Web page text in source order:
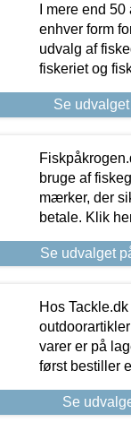
I mere end
enhver form
udvalg af
fiskeriet og
Se
bruge af
mærker, der
betale. Klik
Se udvalget
Hos
varer er på
først bestiller
Se